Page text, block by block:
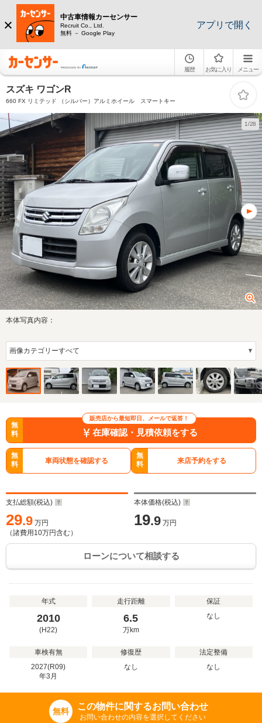
中古車情報カーセンサー
Recruit Co., Ltd.
無料 － Google Play
アプリで開く
履歴 お気に入り メニュー
スズキ ワゴンR
660 FX リミテッド （シルバー）アルミホイール スマートキー
1/28
本体写真内容：
販売店から最短即日、メールで返答！
無
料
在庫確認・見積依頼をする
無
料
車両状態を確認する
無
料
来店予約をする
支払総額(税込)
29.9 万円
（諸費用 10万円含む）
本体価格(税込)
19.9 万円
ローンについて相談する
年式
2010
(H22)
走行距離
6.5
万km
保証
なし
車検有無
2027(R09)
年3 月
修復歴
なし
法定整備
なし
無料 この物件に関するお問い合わせ
お問い合わせの内容を選択してください